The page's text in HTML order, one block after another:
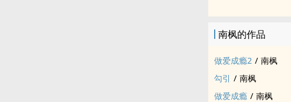
南枫的作品
做爱成瘾2 / 南枫
勾引 / 南枫
做爱成瘾 / 南枫